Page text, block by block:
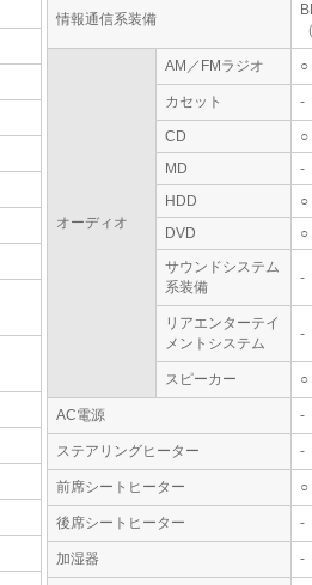
情報通信系装備
オーディオ
AM／FMラジオ ○
カセット -
CD
○
MD
-
HDD
○
DVD
○
サウンドシステム
系装備
-
リアエンターテイ
メントシステム
-
スピーカー ○
AC電源 -
ステアリングヒーター -
前席シートヒーター ○
後席シートヒーター -
加湿器 -